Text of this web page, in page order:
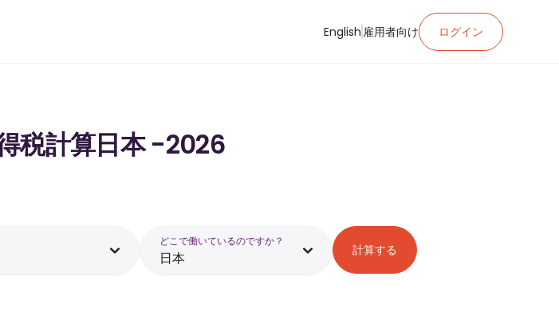
English 雇用者向け ログイン
税計算日本 -2026
どこで働いているのですか？
日本 計算する